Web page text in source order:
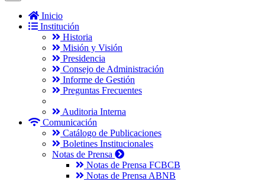
Inicio
Institución
Historia
Misión y Visión
Presidencia
Consejo de Administración
Informe de Gestión
Preguntas Frecuentes
Auditoria Interna
Comunicación
Catálogo de Publicaciones
Boletines Institucionales
Notas de Prensa
Notas de Prensa FCBCB
Notas de Prensa ABNB